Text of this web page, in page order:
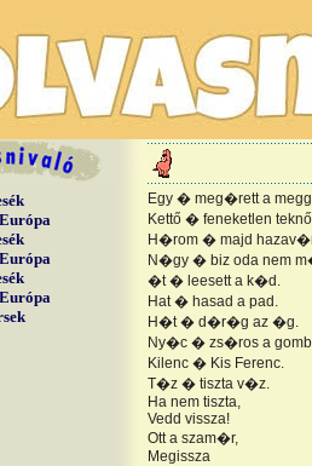
Egy � meg�rett a
Kettő � feneketlen
H�rom � majd
N�gy � biz oda nem
�t � leesett a k�d.
Hat � hasad a pad.
H�t � d�r�g az �g.
Ny�c � zs�ros a
Kilenc � Kis Ferenc.
T�z � tiszta v�z.
Ha nem tiszta,
Vedd vissza!
Ott a szam�r,
Megissza